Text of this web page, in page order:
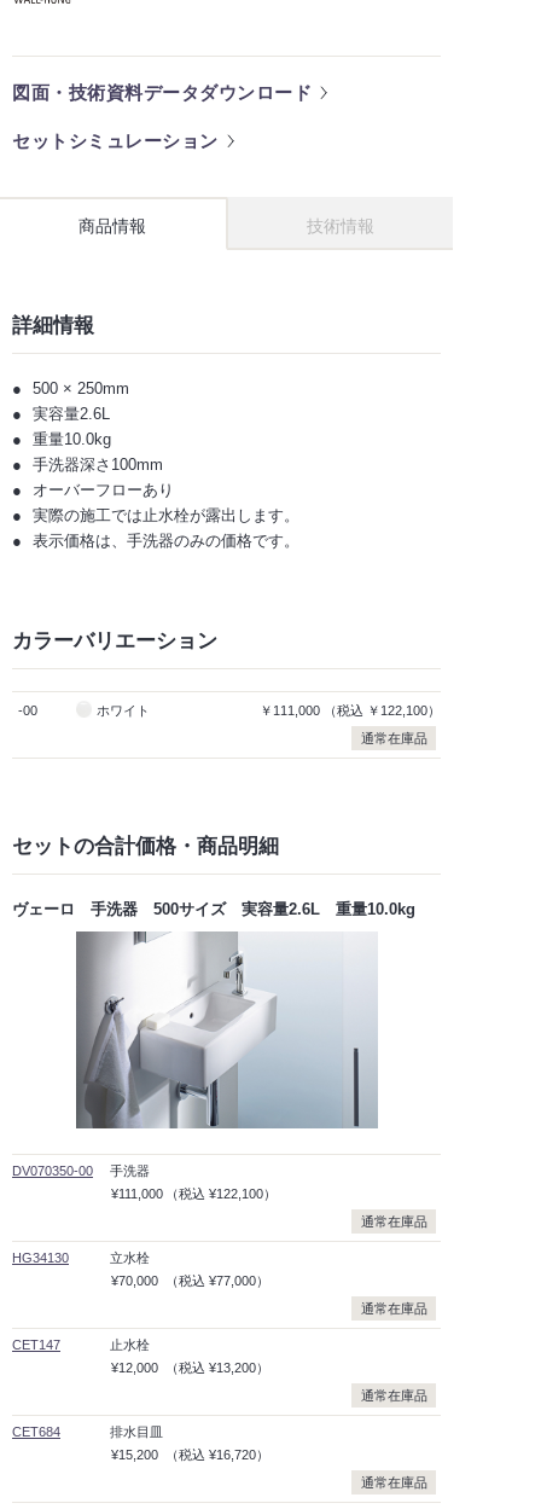
図面・技術資料データダウンロード
セットシミュレーション
商品情報 技術情報
詳細情報
500 × 250mm
実容量2.6L
重量10.0kg
手洗器深さ100mm
オーバーフローあり
実際の施工では止水栓が露出します。
表示価格は、手洗器のみの価格です。
カラーバリエーション
-00 ホワイト ￥111,000 （税込 ￥122,100）
通常在庫品
セットの合計価格 ・商品明細
ヴェーロ 手洗器 500サイズ 実容量2.6L 重量10.0kg
DV070350-00
手洗器
¥111,000
（税込 ¥122,100）
通常在庫品
HG34130
立水栓
¥70,000
（税込 ¥77,000）
通常在庫品
CET147
止水栓
¥12,000
（税込 ¥13,200）
通常在庫品
CET684
排水目皿
¥15,200
（税込 ¥16,720）
通常在庫品